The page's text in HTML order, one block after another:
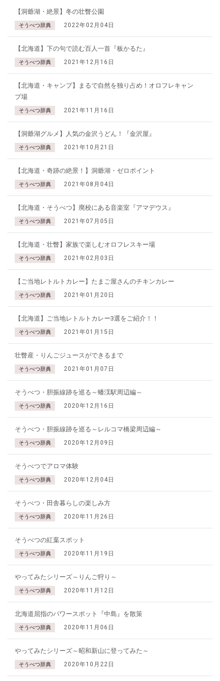
【洞爺湖・絶景】冬の壮瞥公園
そうべつ辞典 2022年02月04日
【北海道】下の句で読む百人一首『板かるた』
そうべつ辞典 2021年12月16日
【北海道・キャンプ】まるで自然を独り占め！オロフレキャン
プ場
そうべつ辞典 2021年11月16日
【洞爺湖グルメ】人気の金沢うどん！『金沢屋』
そうべつ辞典 2021年10月21日
【北海道・奇跡の絶景！】洞爺湖・ゼロポイント
そうべつ辞典 2021年08月04日
【北海道・そうべつ】廃校にある音楽室『アマデウス』
そうべつ辞典 2021年07月05日
【北海道・壮瞥】家族で楽しむオロフレスキー場
そうべつ辞典 2021年02月03日
【ご当地レトルトカレー】たまご屋さんのチキンカレー
そうべつ辞典 2021年01月20日
【北海道】ご当地レトルトカレー3選をご紹介！！
そうべつ辞典 2021年01月15日
壮瞥産・りんごジュースができるまで
そうべつ辞典 2021年01月07日
そうべつ・胆振線跡を巡る～蟠渓駅周辺編～
そうべつ辞典 2020年12月16日
そうべつ・胆振線跡を巡る～レルコマ橋梁周辺編～
そうべつ辞典 2020年12月09日
そうべつでアロマ体験
そうべつ辞典 2020年12月04日
そうべつ・田舎暮らしの楽しみ方
そうべつ辞典 2020年11月26日
そうべつの紅葉スポット
そうべつ辞典 2020年11月19日
やってみたシリーズ～りんご狩り～
そうべつ辞典 2020年11月12日
北海道屈指のパワースポット『中島』を散策
そうべつ辞典 2020年11月06日
やってみたシリーズ～昭和新山に登ってみた～
そうべつ辞典 2020年10月22日